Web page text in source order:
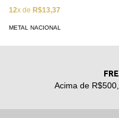
12x de R$13,37
METAL NACIONAL
Acima de